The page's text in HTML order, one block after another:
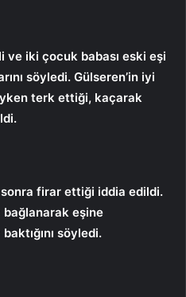
ve iki çocuk babası eski eşi
söyledi. Gülseren’in iyi
terk ettiği, kaçarak
sonra firar ettiği iddia edildi.
bağlanarak eşine
söyledi.